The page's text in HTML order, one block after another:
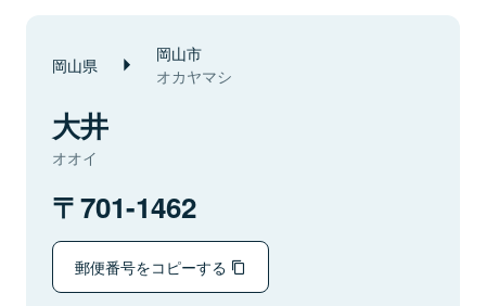
岡山県 岡山市
オカヤマシ
大井
オオイ
701-1462
郵便番号をコピーする